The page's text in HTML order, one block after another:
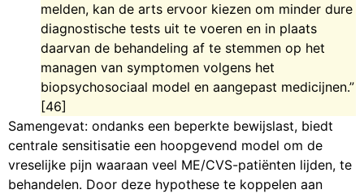
melden, kan de arts ervoor kiezen om minder dure
diagnostische tests uit te voeren en in plaats
daarvan de behandeling af te stemmen op het
managen van symptomen volgens het
biopsychosociaal model en aangepast medicijnen.”
[46]
Samengevat: ondanks een beperkte bewijslast, biedt
centrale sensitisatie een hoopgevend model om de
vreselijke pijn waaraan veel ME/CVS-patiënten lijden, te
behandelen. Door deze hypothese te koppelen aan